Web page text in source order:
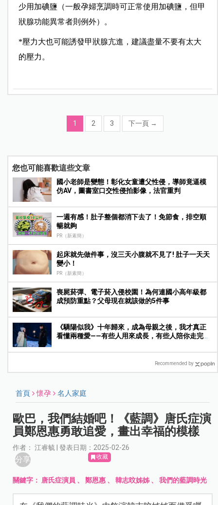
少用加碘鹽（一般孕婦烹調時可正常使用加碘鹽，但甲
狀腺功能異常者則例外）。
*壓力大也可能誘發甲狀腺亢進，建議盡量不要有太大
的壓力。
1 2 3 下一頁 →
您也可能喜歡這些文章
國小老師是變態！彰化女童遭父性侵，導師竟逼模
仿AV，圖書室口交性侵拍影像，法官重判
一週有感！肚子整個都消下去了！免節食，排空順
暢就夠
PR（新素簡）
起床就先做件事，沒三天小腹就不見了! 肚子一天天
變小！
PR（新素簡）
喪屍菸彈、電子菸入侵校園！為何連國小高年級都
成預防重點？父母現在就該做的5件事
《驕陽似我》十年歸來，成為母親之後，我才真正
看懂兩種愛——有些人用來成長，有些人陪你走完人
Recommended by
首頁 懷孕 名人家庭
歐巴，我們結婚吧！《藍調》唐氏症演
員鄭恩惠勇敢追愛，畫出幸福的模樣
作者： 江睿毓 | 發表日期：2025-02-26
分享 收藏
關鍵字： 唐氏症演員 、鄭恩惠 、韓志旼姊姊 、我們的藍調時光